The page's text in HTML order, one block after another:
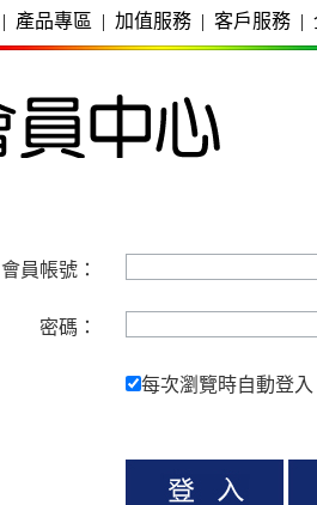
| 產品專區 | 加值服務 | 客戶服務 |
會員帳號：
密碼：
每次瀏覽時自動登入